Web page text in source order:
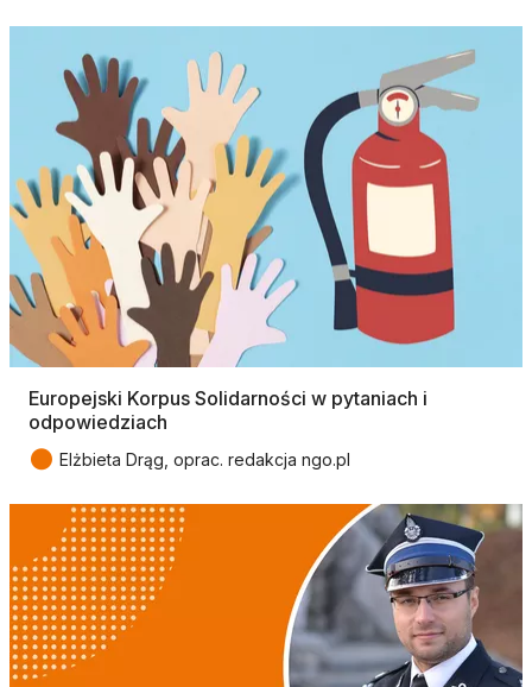
Europejski Korpus Solidarności w pytaniach i
odpowiedziach
● Elżbieta Drąg, oprac. redakcja ngo.pl